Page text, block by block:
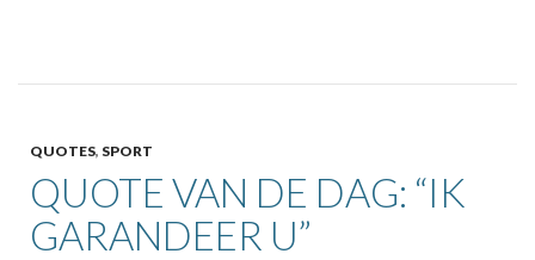
QUOTES, SPORT
QUOTE VAN DE DAG: “IK
GARANDEER U”